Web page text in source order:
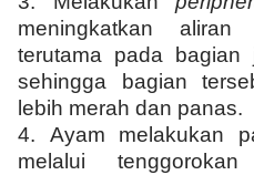
meningkatkan
terutama pada bagian
sehingga bagian
lebih merah dan panas.
4. Ayam melakukan
melalui